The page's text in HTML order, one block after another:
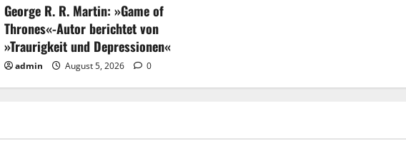
George R. R. Martin: »Game of
Thrones«-Autor berichtet von
»Traurigkeit und Depressionen«
admin August 5, 2026 0